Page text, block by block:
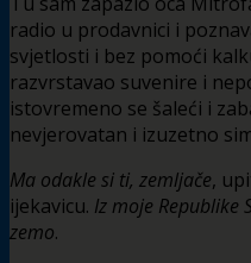
radio u prodavnici i
svjetlosti i bez pomoći
razvrstavao suvenire i
istovremeno se šaleći i
nevjerovatan i izuzetno
Ma odakle si ti, zemljače,
ijekavicu. Iz moje Republike
zemo.